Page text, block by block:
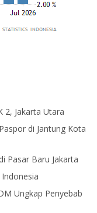
2, Jakarta Utara
di Jantung Kota
Pasar Baru Jakarta
Ungkap Penyebab